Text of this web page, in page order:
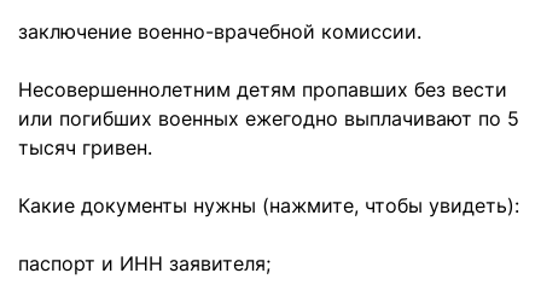
заключение военно-врачебной комиссии.
Несовершеннолетним детям пропавших без вести
или погибших военных ежегодно выплачивают по 5
тысяч гривен.
Какие документы нужны (нажмите, чтобы увидеть):
паспорт и ИНН заявителя;